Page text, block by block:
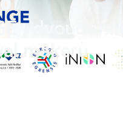
- dvoudenní
makerů